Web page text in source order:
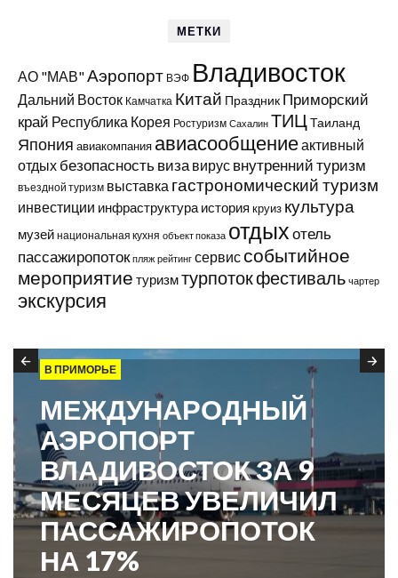
МЕТКИ
АО "МАВ"Аэропорт ВЭФ Владивосток
Дальний Восток Камчатка Китай Праздник Приморский
край Республика Корея Ростуризм Сахалин ТИЦ Таиланд
Япония авиакомпания авиасообщениеактивный
отдых безопасность виза вирус внутренний туризм
въездной туризм выставка гастрономический туризм
инвестиции инфраструктура история круиз культура
музей национальная кухня объект показа отдыхотель
пассажиропоток пляж рейтинг сервис событийное
мероприятие туризмтурпотокфестиваль чартер
экскурсия
В ПРИМОРЬЕ
МЕЖДУНАРОДНЫЙ
АЭРОПОРТ
ВЛАДИВОСТОК ЗА 9
МЕСЯЦЕВ УВЕЛИЧИЛ
ПАССАЖИРОПОТОК
НА 17%